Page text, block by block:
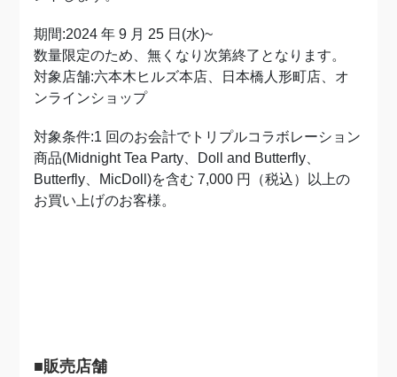
期間:2024 年 9 月 25 日(水)~
数量限定のため、無くなり次第終了となります。
対象店舗:六本木ヒルズ本店、日本橋人形町店、オ
ンラインショップ
対象条件:1 回のお会計でトリプルコラボレーション
商品(Midnight Tea Party、Doll and Butterfly、
Butterfly、MicDoll)を含む 7,000 円（税込）以上の
お買い上げのお客様。
■販売店舗